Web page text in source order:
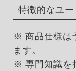
特徴的なユ
※ 商品仕様は
ます。
※ 専門知識を